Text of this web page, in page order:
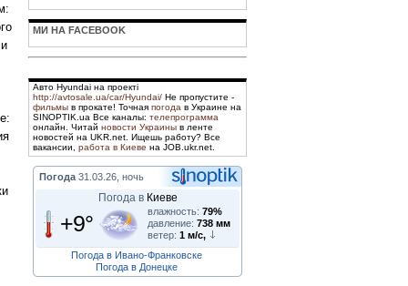
МИ НА FACEBOOK
Авто Hyundai на проекті
http://avtosale.ua/car/Hyundai/ Не пропустите -
фильмы в прокате! Точная погода в Украине на
SINOPTIK.ua Все каналы: телепрограмма
онлайн. Читай новости Украины в ленте
новостей на UKR.net. Ищешь работу? Все
вакансии, работа в Киеве на JOB.ukr.net.
Погода 31.03.26, ночь
Погода в Киеве
+9° влажность: 79%
давление: 738 мм
ветер: 1 м/с,
Погода в Ивано-Франковске
Погода в Донецке